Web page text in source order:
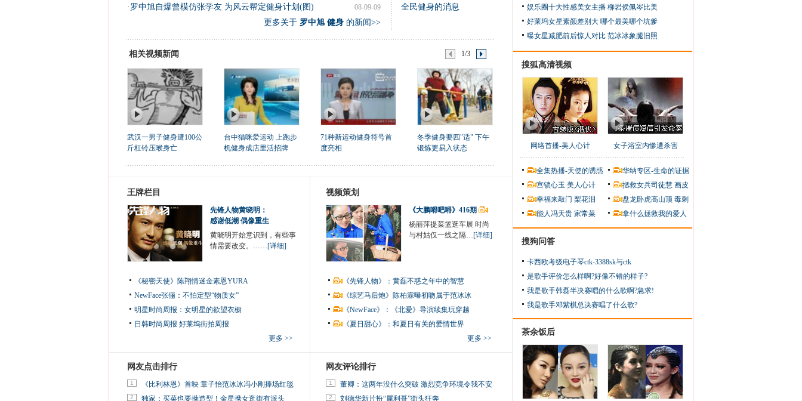
08-09-09
· 罗中旭自爆曾模仿张学友 为风云帮定健身计划(图)
更多关于 罗中旭 健身的新闻>>
全民健身的消息
相关视频新闻 1/3
武汉一男子健身遭100公
斤杠铃压喉身亡
台中猫咪爱运动 上跑步
机健身成店里活招牌
71种新运动健身符号首
度亮相
冬季健身要四"适" 下午
锻炼更易入状态
王牌栏目
先锋人物黄晓明：
感谢低潮 偶像重生
黄晓明开始意识到，有些事
情需要改变。……[详细]
《秘密天使》陈翔情迷金素恩YURA
NewFace张俪：不怕定型“物质女”
明星时尚周报：女明星的欲望衣橱
日韩时尚周报 好莱坞街拍周报
更多 >>
视频策划
《大鹏嘚吧嘚》416期
杨丽萍提菜篮逛车展 时尚
与村姑仅一线之隔…[详细]
《先锋人物》：黄磊不惑之年中的智慧
《综艺马后炮》陈柏霖曝初吻属于范冰冰
《NewFace》：《北爱》导演续集玩穿越
《夏日甜心》：和夏日有关的爱情世界
更多 >>
网友点击排行
1 《比利林恩》首映 章子怡范冰冰冯小刚捧场红毯
2 独家：买菜也要拗造型！金星携女逛街有派头
网友评论排行
1 董卿：这两年没什么突破 激烈竞争环境令我不安
2 刘德华新片扮“犀利哥”街头狂奔
娱乐圈十大性感美女主播 柳岩侯佩岑比美
好莱坞女星素颜差别大 哪个最美哪个坑爹
曝女星减肥前后惊人对比 范冰冰象腿旧照
搜狐高清视频
网络首播-美人心计 女子浴室内惨遭杀害
全集热播-天使的诱惑
华纳专区-生命的证据
宫锁心玉 美人心计 拯救女兵司徒慧 画皮
幸福来敲门 梨花泪 盘龙卧虎高山顶 毒刺
能人冯天贵 家常菜 拿什么拯救我的爱人
搜狗问答
卡西欧考级电子琴ctk-3388sk与ctk
是歌手评价怎么样啊?好像不错的样子?
我是歌手韩磊半决赛唱的什么歌啊?急求!
我是歌手邓紫棋总决赛唱了什么歌?
茶余饭后